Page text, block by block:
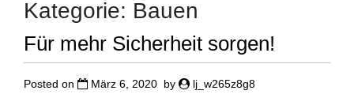
Kategorie: Bauen
Für mehr Sicherheit sorgen!
Posted on März 6, 2020 by lj_w265z8g8